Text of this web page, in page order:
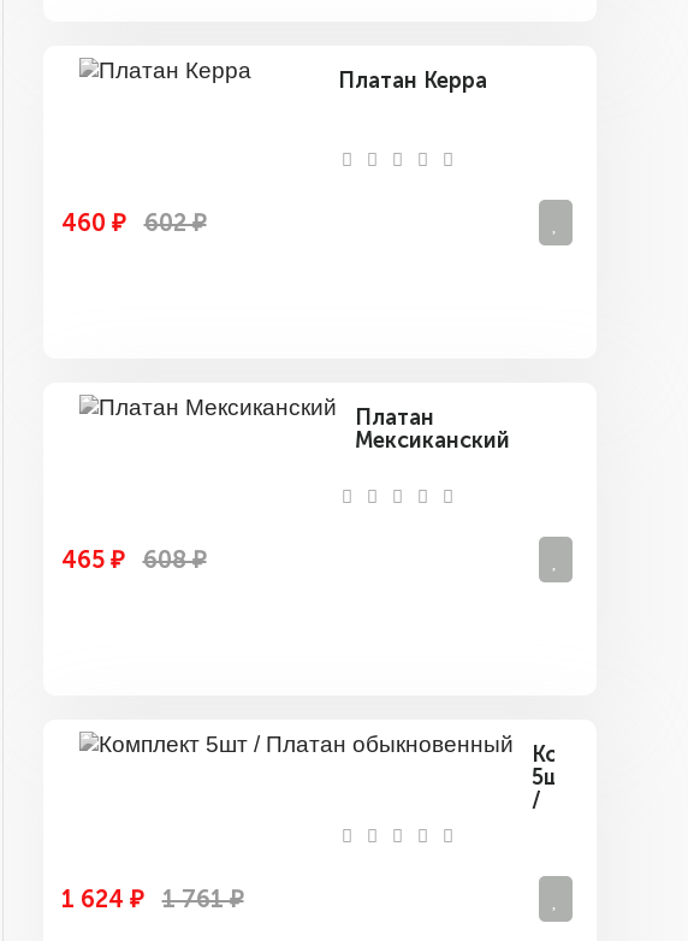
Платан Керра
460 ₽ 602 ₽
Платан
Мексиканский
465 ₽ 608 ₽
Комплект
5шт
/
1 624 ₽ 1 761 ₽